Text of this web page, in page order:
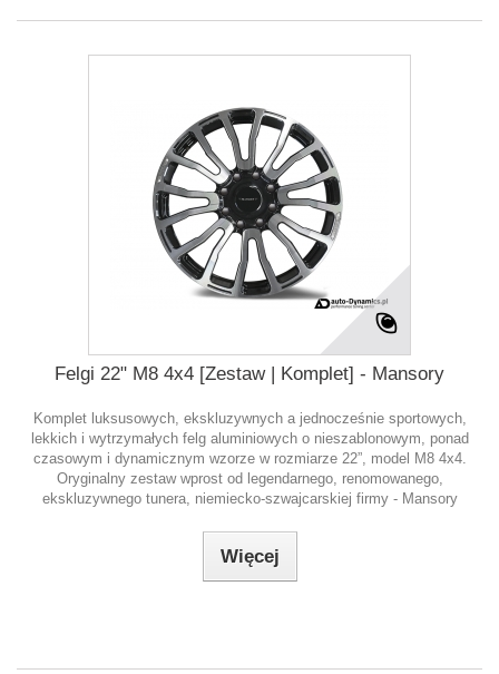
Felgi 22" M8 4x4 [Zestaw | Komplet] - Mansory
Komplet luksusowych, ekskluzywnych a jednocześnie sportowych,
lekkich i wytrzymałych felg aluminiowych o nieszablonowym, ponad
czasowym i dynamicznym wzorze w rozmiarze 22”, model M8 4x4.
Oryginalny zestaw wprost od legendarnego, renomowanego,
ekskluzywnego tunera, niemiecko-szwajcarskiej firmy - Mansory
Więcej